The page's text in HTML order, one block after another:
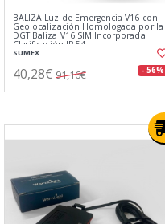
BALIZA Luz de Emergencia V16 con
Geolocalización Homologada por la
DGT Baliza V16 SIM Incorporada
Clasificación IP-54
SUMEX
40,28€ 91,16€ - 56%